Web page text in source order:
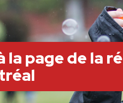
la page de la